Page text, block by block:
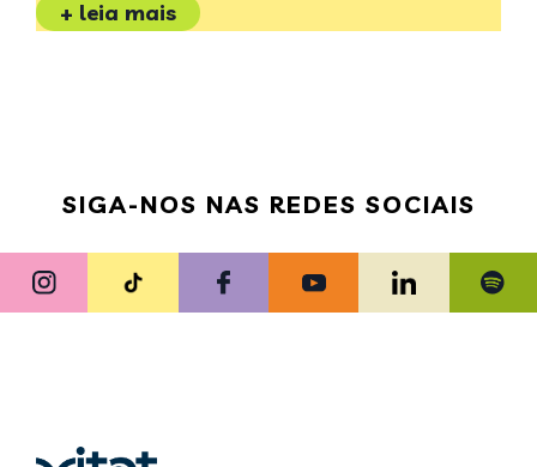
+ leia mais
SIGA-NOS NAS REDES SOCIAIS